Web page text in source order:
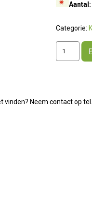
Categorie:
diepvries
vinden? Neem contact op